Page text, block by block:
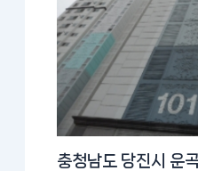
충청남도 당진시 운